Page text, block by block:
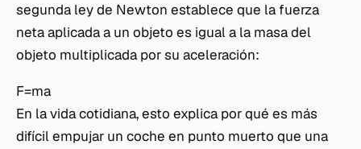
segunda ley de Newton establece que la fuerza
neta aplicada a un objeto es igual a la masa del
objeto multiplicada por su aceleración:
F=ma
En la vida cotidiana, esto explica por qué es más
difícil empujar un coche en punto muerto que una